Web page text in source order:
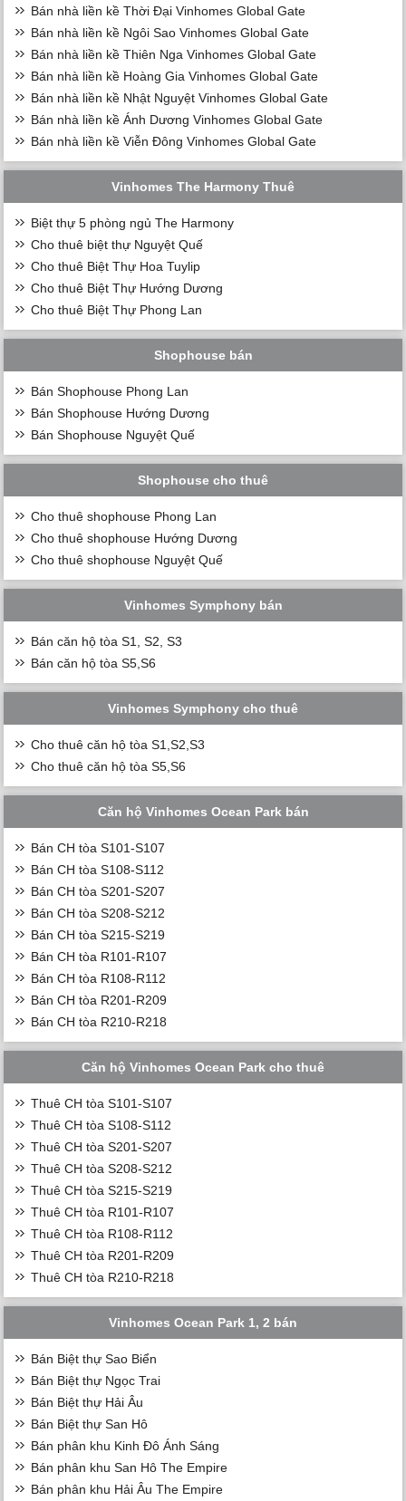
Bán nhà liền kề Thời Đại Vinhomes Global Gate
Bán nhà liền kề Ngôi Sao Vinhomes Global Gate
Bán nhà liền kề Thiên Nga Vinhomes Global Gate
Bán nhà liền kề Hoàng Gia Vinhomes Global Gate
Bán nhà liền kề Nhật Nguyệt Vinhomes Global Gate
Bán nhà liền kề Ánh Dương Vinhomes Global Gate
Bán nhà liền kề Viễn Đông Vinhomes Global Gate
Vinhomes The Harmony Thuê
Biệt thự 5 phòng ngủ The Harmony
Cho thuê biệt thự Nguyệt Quế
Cho thuê Biệt Thự Hoa Tuylip
Cho thuê Biệt Thự Hướng Dương
Cho thuê Biệt Thự Phong Lan
Shophouse bán
Bán Shophouse Phong Lan
Bán Shophouse Hướng Dương
Bán Shophouse Nguyệt Quế
Shophouse cho thuê
Cho thuê shophouse Phong Lan
Cho thuê shophouse Hướng Dương
Cho thuê shophouse Nguyệt Quế
Vinhomes Symphony bán
Bán căn hộ tòa S1, S2, S3
Bán căn hộ tòa S5,S6
Vinhomes Symphony cho thuê
Cho thuê căn hộ tòa S1,S2,S3
Cho thuê căn hộ tòa S5,S6
Căn hộ Vinhomes Ocean Park bán
Bán CH tòa S101-S107
Bán CH tòa S108-S112
Bán CH tòa S201-S207
Bán CH tòa S208-S212
Bán CH tòa S215-S219
Bán CH tòa R101-R107
Bán CH tòa R108-R112
Bán CH tòa R201-R209
Bán CH tòa R210-R218
Căn hộ Vinhomes Ocean Park cho thuê
Thuê CH tòa S101-S107
Thuê CH tòa S108-S112
Thuê CH tòa S201-S207
Thuê CH tòa S208-S212
Thuê CH tòa S215-S219
Thuê CH tòa R101-R107
Thuê CH tòa R108-R112
Thuê CH tòa R201-R209
Thuê CH tòa R210-R218
Vinhomes Ocean Park 1, 2 bán
Bán Biệt thự Sao Biển
Bán Biệt thự Ngọc Trai
Bán Biệt thự Hải Âu
Bán Biệt thự San Hô
Bán phân khu Kinh Đô Ánh Sáng
Bán phân khu San Hô The Empire
Bán phân khu Hải Âu The Empire